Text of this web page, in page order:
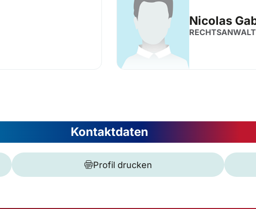
Nicolas
RECHTSANWALT
Kontaktdaten
Profil drucken